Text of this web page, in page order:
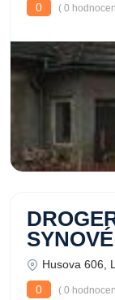
0
( 0
Husova 606,
0
( 0